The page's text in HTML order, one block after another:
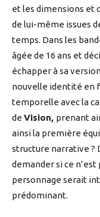
et les dimensions et
de lui-même issues
temps. Dans les
âgée de 16 ans et
échapper à sa
nouvelle identité en
temporelle avec la
de Vision, prenant
ainsi la première
structure narrative ?
demander si ce n’est
personnage serait
prédominant.